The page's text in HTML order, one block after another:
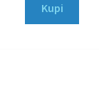
Kupi